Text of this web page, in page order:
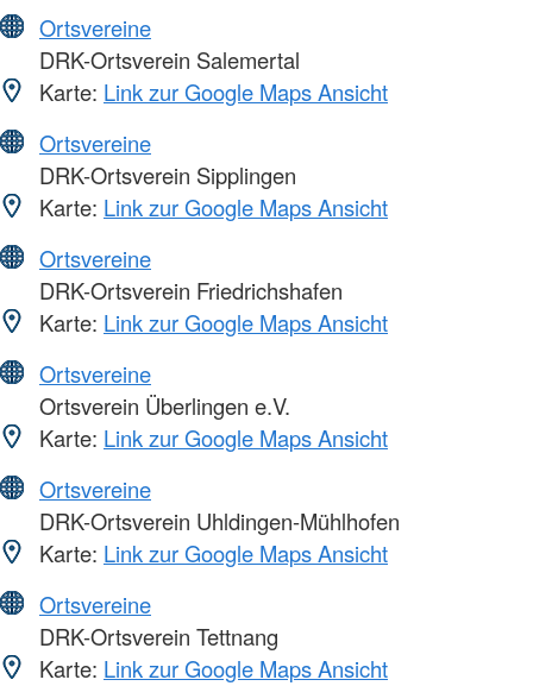
Ortsvereine
DRK-Ortsverein Salemertal
Karte: Link zur Google Maps Ansicht
Ortsvereine
DRK-Ortsverein Sipplingen
Karte: Link zur Google Maps Ansicht
Ortsvereine
DRK-Ortsverein Friedrichshafen
Karte: Link zur Google Maps Ansicht
Ortsvereine
Ortsverein Überlingen e.V.
Karte: Link zur Google Maps Ansicht
Ortsvereine
DRK-Ortsverein Uhldingen-Mühlhofen
Karte: Link zur Google Maps Ansicht
Ortsvereine
DRK-Ortsverein Tettnang
Karte: Link zur Google Maps Ansicht